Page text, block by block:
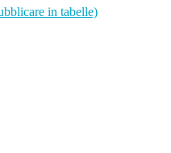
in tabelle)